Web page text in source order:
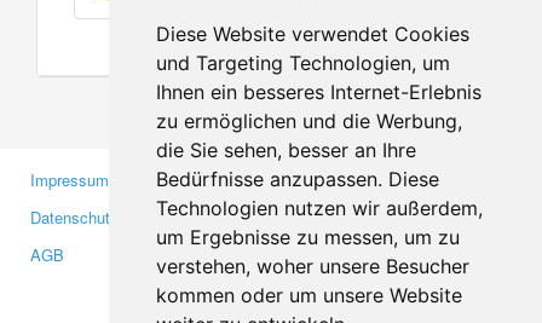
Diese Website verwendet Cookies
und Targeting Technologien, um
Ihnen ein besseres Internet-Erlebnis
zu ermöglichen und die Werbung,
die Sie sehen, besser an Ihre
Bedürfnisse anzupassen. Diese
Technologien nutzen wir außerdem,
um Ergebnisse zu messen, um zu
verstehen, woher unsere Besucher
kommen oder um unsere Website
Impressum
Datenschutzerklärung
AGB
Gewerbetreibende
Investoren
Medien